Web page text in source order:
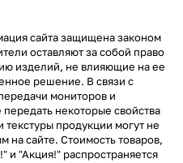
сайта защищена законом
оставляют за собой право
изделий, не влияющие на ее
решение. В связи с
мониторов и
некоторые свойства
продукции могут не
на сайте. Стоимость товаров,
и "Акция!" распространяется